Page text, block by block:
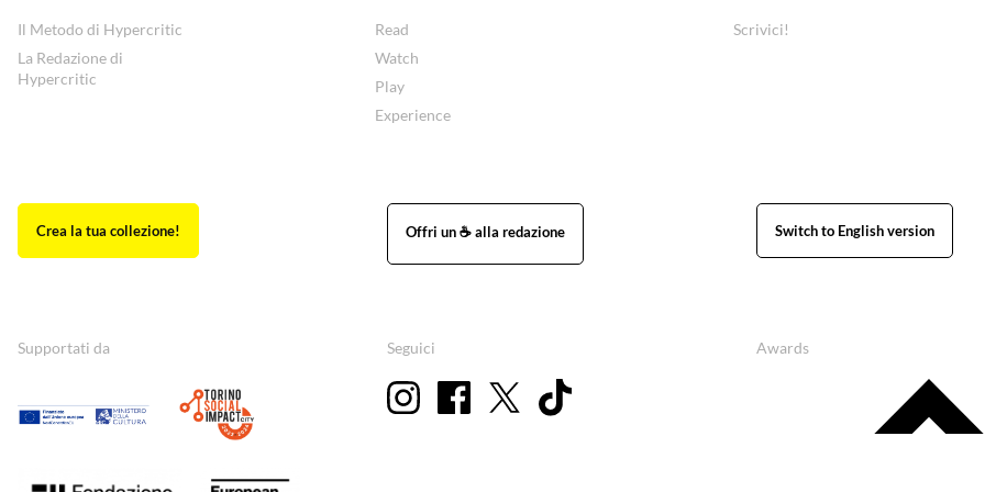
Il Metodo di Hypercritic
La Redazione di
Hypercritic
Read
Watch
Play
Experience
Scrivici!
Switch to English version
Supportati da Seguici Awards